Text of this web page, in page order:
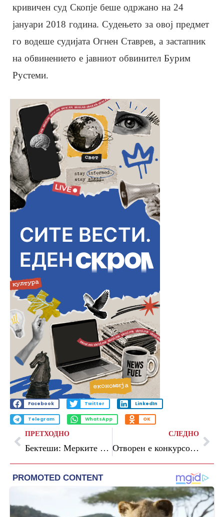
кривичен суд Скопје беше одржано на 24
јануари 2018 година. Судењето за овој предмет
го водеше судијата Огнен Ставрев, а застапник
на обвинението е јавниот обвинител Бурим
Рустеми.
Facebook Twitter LinkedIn
Telegram WhatsApp OK
ПРЕТХОДНО
Бектеши: Мерките дадоа резултат, Северна Македонија е најевтина земја во регионот во делот на храната и горивата
СЛЕДНО
Отворен е конкурсот за ЕУ наградите за истражувачко новинарство 2023